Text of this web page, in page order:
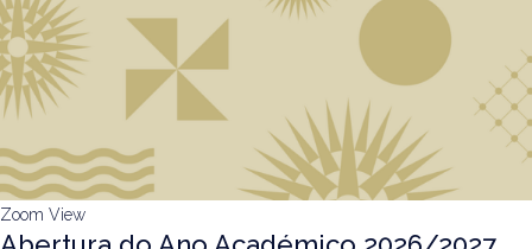
Zoom View